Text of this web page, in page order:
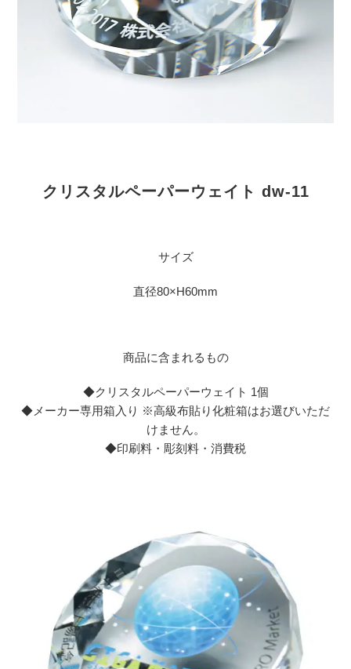
クリスタルペーパーウェイト dw-11
サイズ
直径80×H60mm
商品に含まれるもの
◆クリスタルペーパーウェイト 1個
◆メーカー専用箱入り ※高級布貼り化粧箱はお選びいただ
けません。
◆印刷料・彫刻料・消費税